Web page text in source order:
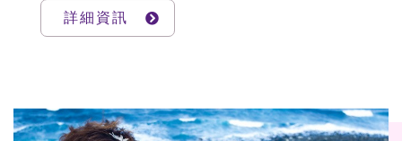
3厚度，已經很薄了，膠原組織少，再加上每天的
表情動作，造成細紋生長的速度加快。一旦歲月折
要注意的保養關鍵!!!
詳細資訊